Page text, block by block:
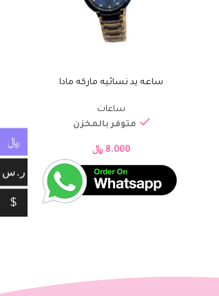
إضافة إلى السلةساعه يد نسائيه ماركه مادا
ساعات
متوفر بالمخزن
8.000 ﷼
﷼
ر.س
$